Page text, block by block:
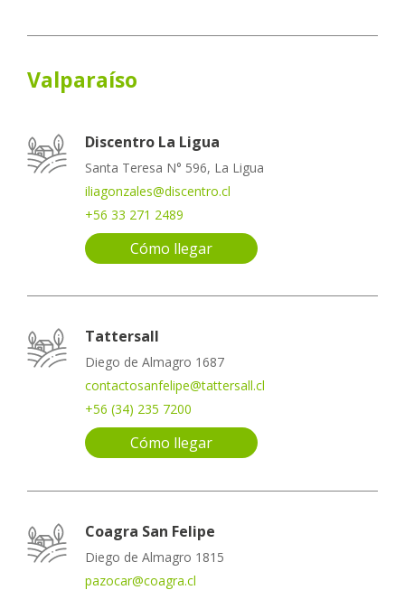
Valparaíso
Discentro La Ligua
Santa Teresa N° 596, La Ligua
iliagonzales@discentro.cl
+56 33 271 2489
Cómo llegar
Tattersall
Diego de Almagro 1687
contactosanfelipe@tattersall.cl
+56 (34) 235 7200
Cómo llegar
Coagra San Felipe
Diego de Almagro 1815
pazocar@coagra.cl